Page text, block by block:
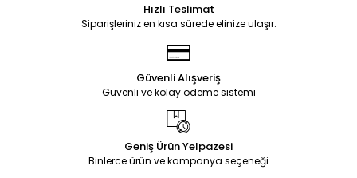
Hızlı Teslimat
Siparişleriniz en kısa sürede elinize ulaşır.
Güvenli Alışveriş
Güvenli ve kolay ödeme sistemi
Geniş Ürün Yelpazesi
Binlerce ürün ve kampanya seçeneği